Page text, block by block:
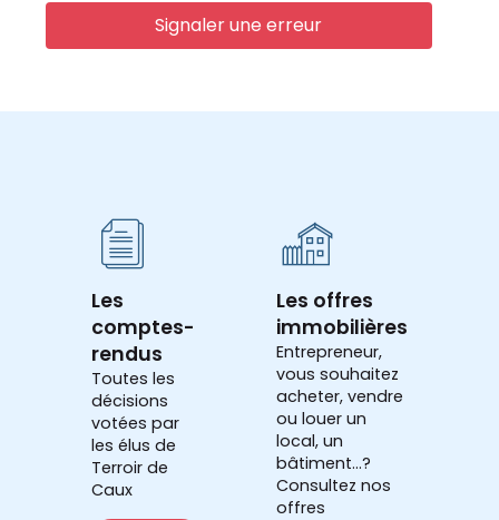
Signaler une erreur
Les
comptes-
rendus
Toutes les
décisions
votées par
les élus de
Terroir de
Caux
Les offres
immobilières
Entrepreneur,
vous souhaitez
acheter, vendre
ou louer un
local, un
bâtiment...?
Consultez nos
offres